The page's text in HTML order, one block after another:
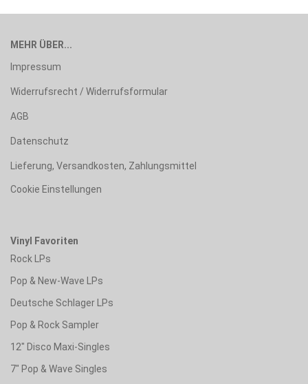
MEHR ÜBER...
Impressum
Widerrufsrecht / Widerrufsformular
AGB
Datenschutz
Lieferung, Versandkosten, Zahlungsmittel
Cookie Einstellungen
Vinyl Favoriten
Rock LPs
Pop & New-Wave LPs
Deutsche Schlager LPs
Pop & Rock Sampler
12" Disco Maxi-Singles
7" Pop & Wave Singles